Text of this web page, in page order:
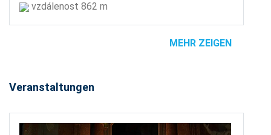
vzdálenost 862 m
MEHR ZEIGEN
Veranstaltungen